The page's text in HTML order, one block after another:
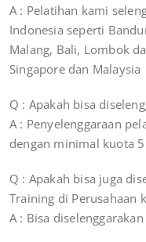
A : Pelatihan kami
Indonesia seperti
Malang, Bali, Lombok
Singapore dan Malaysia
Q : Apakah bisa
A : Penyelenggaraan
dengan minimal kuota
Q : Apakah bisa juga
Training di Perusahaan
A : Bisa